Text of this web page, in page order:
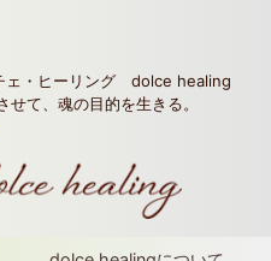
ェ・ヒーリング dolce healing
て、魂の目的を生きる。